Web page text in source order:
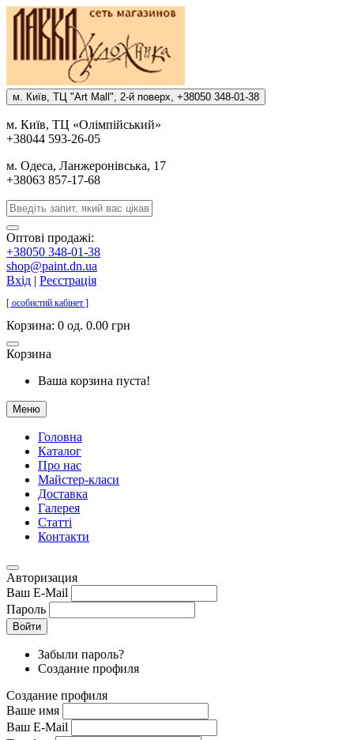
м. Киïв, ТЦ "Art Mall", 2-й поверх, +38050 348-01-38
м. Киïв, ТЦ «Олiмпiйський»
+38044 593-26-05
м. Одеса, Ланжеронiвська, 17
+38063 857-17-68
Оптові продажі:
+38050 348-01-38
shop@paint.dn.ua
Вхід | Реєстрація
[ особистий кабінет ]
Корзина: 0 од. 0.00 грн
Корзина
Ваша корзина пуста!
Меню
Головна
Каталог
Про нас
Майстер-класи
Доставка
Галерея
Статтi
Контакти
Авторизация
Ваш E-Mail
Пароль
Войти
Забыли пароль?
Создание профиля
Создание профиля
Ваше имя
Ваш E-Mail